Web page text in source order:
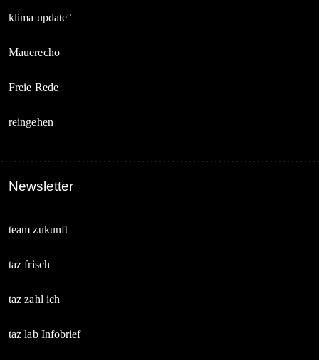
klima update°
Mauerecho
Freie Rede
reingehen
Newsletter
team zukunft
taz frisch
taz zahl ich
taz lab Infobrief